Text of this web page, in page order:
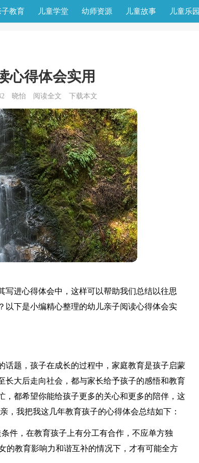
子教育 儿童学堂 幼师资源 儿童故事 儿童乐园
心得体会实用
晓怡 阅读全文 下载本文
写进心得体会中，这样可以帮助我们总结以往思
以下是小编精心整理的幼儿亲子阅读心得体会实
话题，孩子在成长的过程中，家庭教育是孩子启蒙
长大后走向社会，都与家长给予孩子的感悟和教育
，都希望你能给孩子更多的关心和更多的陪伴，这
，我把我这几年教育孩子的心得体会总结如下：
件，在教育孩子上有分工有合作，不应单方独
的教育影响力和谐互补的情况下，才有可能全方